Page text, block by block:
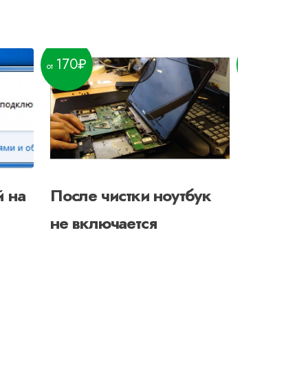
на
После чистки ноутбук
не включается
170